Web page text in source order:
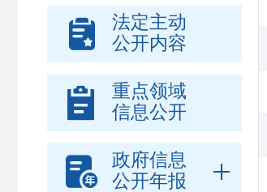

法定主动
公开内容

重点领域
信息公开

政府信息
公开年报